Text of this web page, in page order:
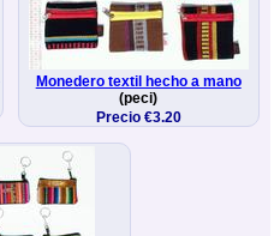
Monedero textil hecho a mano
(peci)
Precio €3.20